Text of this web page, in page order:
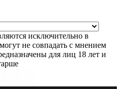
исключительно в
не совпадать с мнением
для лиц 18 лет и